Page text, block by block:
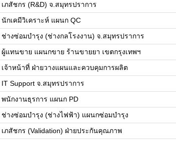
เภสัชกร (R&D) จ.สมุทรปราการ
นักเคมีวิเคราะห์ แผนก QC
ช่างซ่อมบำรุง (ช่างกลโรงงาน) จ.สมุทรปราการ
ผู้แทนขาย แผนกขาย ร้านขายยา เขตกรุงเทพฯ
เจ้าหน้าที่ ฝ่ายวางแผนและควบคุมการผลิต
IT Support จ.สมุทรปราการ
พนักงานธุรการ แผนก PD
ช่างซ่อมบำรุง (ช่างไฟฟ้า) แผนกซ่อมบำรุง
เภสัชกร (Validation) ฝ่ายประกันคุณภาพ